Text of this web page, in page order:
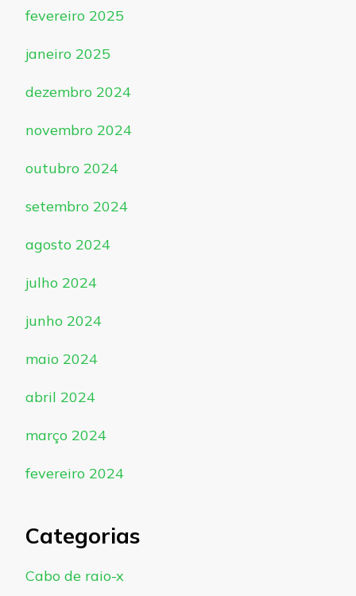
fevereiro 2025
janeiro 2025
dezembro 2024
novembro 2024
outubro 2024
setembro 2024
agosto 2024
julho 2024
junho 2024
maio 2024
abril 2024
março 2024
fevereiro 2024
Categorias
Cabo de raio-x